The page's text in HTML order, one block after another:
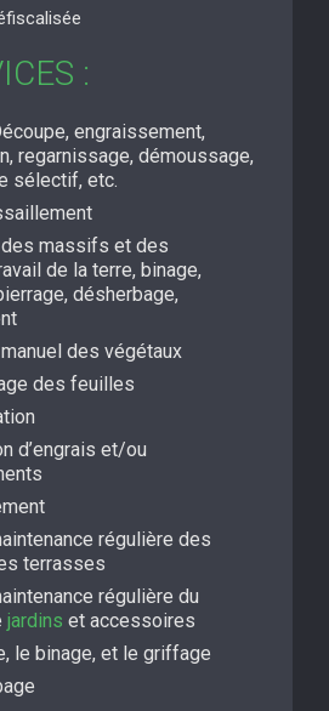
:
engraissement,
regarnissage, démoussage,
sélectif, etc.
des massifs et des
de la terre, binage,
désherbage,
manuel des végétaux
des feuilles
d’engrais et/ou
régulière des
terrasses
régulière du
jardins et accessoires
le binage, et le griffage